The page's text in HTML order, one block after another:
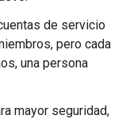
de servicio
pero cada
una persona
mayor seguridad,